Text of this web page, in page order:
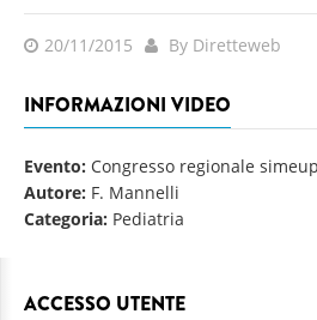
20/11/2015 By Diretteweb
INFORMAZIONI VIDEO
Evento: Congresso regionale simeup
Autore: F. Mannelli
Categoria: Pediatria
ACCESSO UTENTE